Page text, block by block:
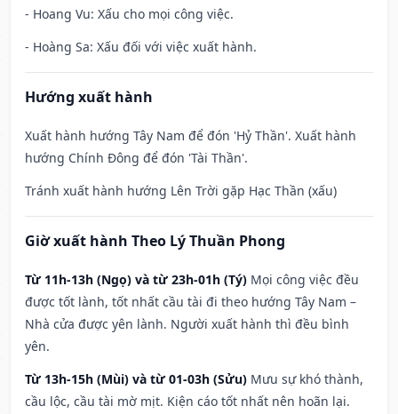
- Hoang Vu: Xấu cho mọi công việc.
- Hoàng Sa: Xấu đối với việc xuất hành.
Hướng xuất hành
Xuất hành hướng Tây Nam để đón 'Hỷ Thần'. Xuất hành
hướng Chính Đông để đón 'Tài Thần'.
Tránh xuất hành hướng Lên Trời gặp Hạc Thần (xấu)
Giờ xuất hành Theo Lý Thuần Phong
Từ 11h-13h (Ngọ) và từ 23h-01h (Tý) Mọi công việc đều
được tốt lành, tốt nhất cầu tài đi theo hướng Tây Nam –
Nhà cửa được yên lành. Người xuất hành thì đều bình
yên.
Từ 13h-15h (Mùi) và từ 01-03h (Sửu) Mưu sự khó thành,
cầu lộc, cầu tài mờ mịt. Kiện cáo tốt nhất nên hoãn lại.